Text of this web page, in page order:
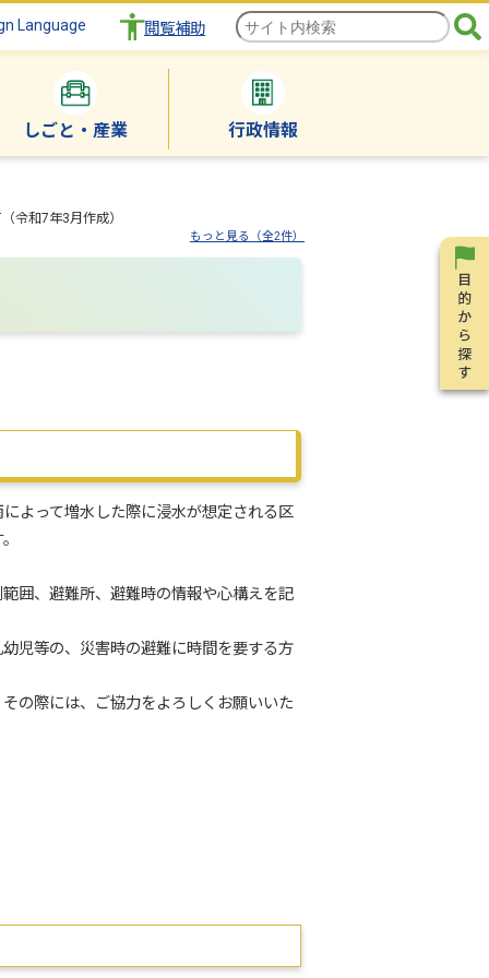
Language 閲覧補助
しごと・産業 行政情報
令和7年3月作成）
もっと見る（全2件）
よって増水した際に浸水が想定される区
囲、避難所、避難時の情報や心構えを記
児等の、災害時の避難に時間を要する方
の際には、ご協力をよろしくお願いいた